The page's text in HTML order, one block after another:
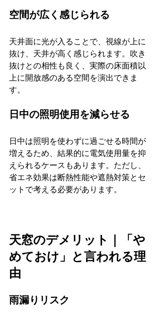
空間が広く感じられる
天井面に光が入ることで、視線が上に
抜け、天井が高く感じられます。吹き
抜けとの相性も良く、実際の床面積以
上に開放感のある空間を演出できま
す。
日中の照明使用を減らせる
日中は照明を使わずに過ごせる時間が
増えるため、結果的に電気使用量を抑
えられるケースもあります。ただし、
省エネ効果は断熱性能や遮熱対策とセ
ットで考える必要があります。
天窓のデメリット｜「や
めておけ」と言われる理
由
雨漏りリスク